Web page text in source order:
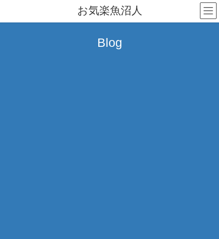
テ
ゲ
お気楽魚沼人
Blog